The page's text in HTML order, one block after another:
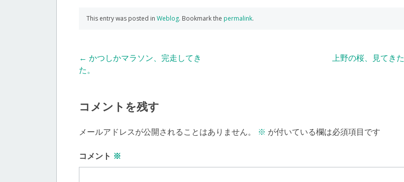
This entry was posted in Weblog. Bookmark the permalink.
Post
navigation
← かつしかマラソン、完走してき
た。
上野の桜、見てきた
コメントを残す
メールアドレスが公開されることはありません。 ※ が付いている欄は必須項目です
コメント ※